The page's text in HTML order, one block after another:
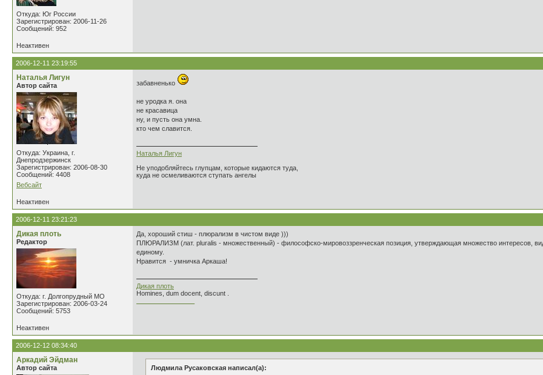
Откуда: Юг России
Зарегистрирован: 2006-11-26
Сообщений: 952
Неактивен
2006-12-11 23:19:55
Наталья Лигун
Автор сайта
Откуда: Украина, г.
Днепродзержинск
Зарегистрирован: 2006-08-30
Сообщений: 4408
Вебсайт
забавненько
не уродка я. она
не красавица
ну, и пусть она умна.
кто чем славится.
Наталья Лигун
Не уподобляйтесь глупцам, которые кидаются туда,
куда не осмеливаются ступать ангелы
Неактивен
2006-12-11 23:21:23
Дикая плоть
Редактор
Откуда: г. Долгопрудный МО
Зарегистрирован: 2006-03-24
Сообщений: 5753
Да, хороший стиш - плюрализм в чистом виде )))
ПЛЮРАЛИЗМ (лат. pluralis - множественный) - философско-мировоззренческая позиция, утверждающая множество интересов,
единому.
Нравится - умничка Аркаша!
Дикая плоть
Homines, dum docent, discunt .
Неактивен
2006-12-12 08:34:40
Аркадий Эйдман
Автор сайта Людмила Русаковская написал(а):